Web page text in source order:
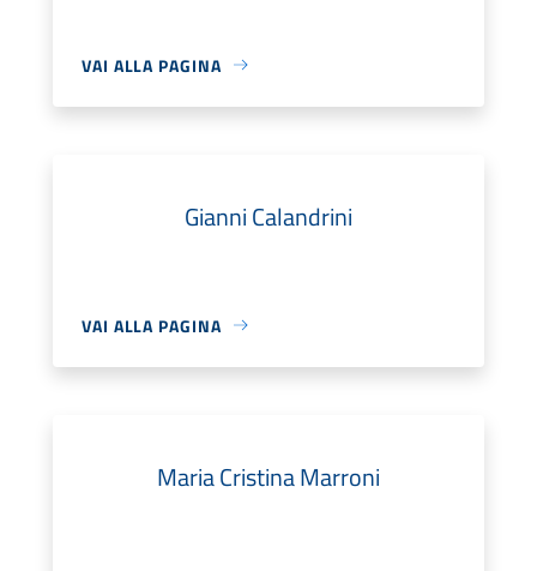
VAI ALLA PAGINA
Gianni Calandrini
VAI ALLA PAGINA
Maria Cristina Marroni